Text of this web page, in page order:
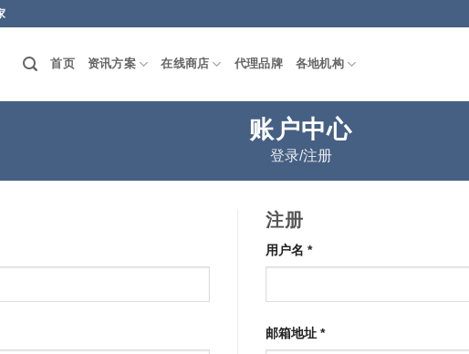
首页 资讯方案 在线商店 代理品牌 各地机构
账户中心
登录/注册
注册
用户名 *必
填
邮箱地址 *必